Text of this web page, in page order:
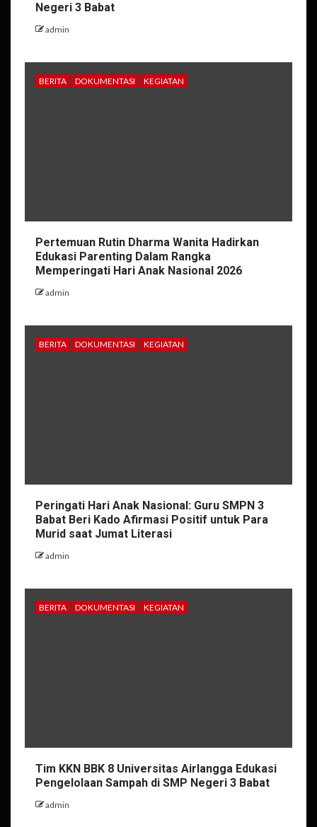
Negeri 3 Babat
admin
BERITA DOKUMENTASI KEGIATAN
Pertemuan Rutin Dharma Wanita Hadirkan
Edukasi Parenting Dalam Rangka
Memperingati Hari Anak Nasional 2026
admin
BERITA DOKUMENTASI KEGIATAN
Peringati Hari Anak Nasional: Guru SMPN 3
Babat Beri Kado Afirmasi Positif untuk Para
Murid saat Jumat Literasi
admin
BERITA DOKUMENTASI KEGIATAN
Tim KKN BBK 8 Universitas Airlangga Edukasi
Pengelolaan Sampah di SMP Negeri 3 Babat
admin